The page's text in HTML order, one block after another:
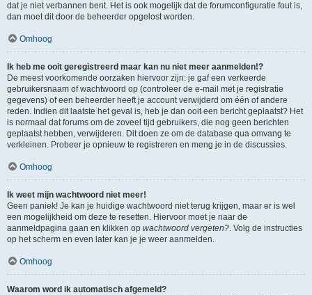
dat je niet verbannen bent. Het is ook mogelijk dat de forumconfiguratie fout is,
dan moet dit door de beheerder opgelost worden.
Omhoog
Ik heb me ooit geregistreerd maar kan nu niet meer aanmelden!?
De meest voorkomende oorzaken hiervoor zijn: je gaf een verkeerde
gebruikersnaam of wachtwoord op (controleer de e-mail met je registratie
gegevens) of een beheerder heeft je account verwijderd om één of andere
reden. Indien dit laatste het geval is, heb je dan ooit een bericht geplaatst? Het
is normaal dat forums om de zoveel tijd gebruikers, die nog geen berichten
geplaatst hebben, verwijderen. Dit doen ze om de database qua omvang te
verkleinen. Probeer je opnieuw te registreren en meng je in de discussies.
Omhoog
Ik weet mijn wachtwoord niet meer!
Geen paniek! Je kan je huidige wachtwoord niet terug krijgen, maar er is wel
een mogelijkheid om deze te resetten. Hiervoor moet je naar de
aanmeldpagina gaan en klikken op wachtwoord vergeten?. Volg de instructies
op het scherm en even later kan je je weer aanmelden.
Omhoog
Waarom word ik automatisch afgemeld?